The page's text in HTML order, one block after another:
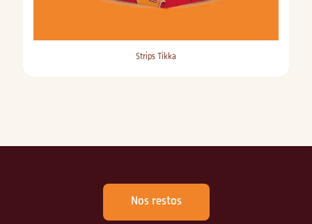
Strips Tikka
Nos restos